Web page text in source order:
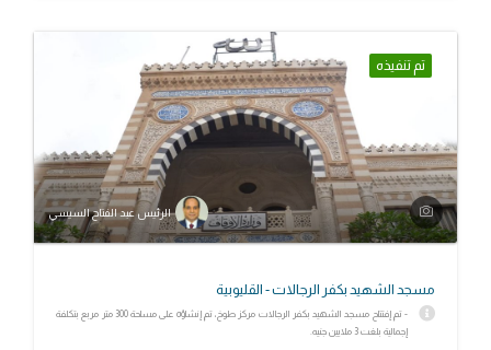
تم تنفيذه
الرئيس عبد الفتاح السيسي
مسجد الشهيد بكفر الرجالات - القليوبية
- تم إفتتاح مسجد الشهيد بكفر الرجالات مركز طوخ، تم إنشاؤه على مساحة 300 متر مربع بتكلفة
إجمالية بلغت 3 ملايين جنيه.